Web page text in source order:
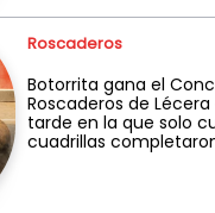
Roscaderos
Botorrita gana el
Roscaderos de
tarde en la que solo
cuadrillas